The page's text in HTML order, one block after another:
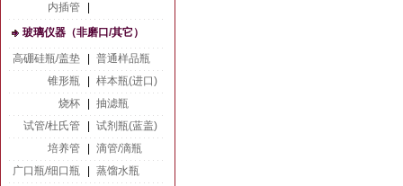
内插管
玻璃仪器（非磨口/其它）
高硼硅瓶/盖垫
普通样品瓶
锥形瓶
样本瓶(进口)
烧杯
抽滤瓶
试管/杜氏管
试剂瓶(蓝盖)
培养管
滴管/滴瓶
广口瓶/细口瓶
蒸馏水瓶